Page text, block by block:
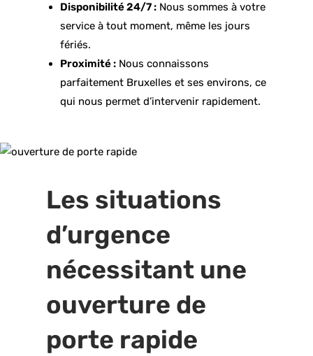
Disponibilité 24/7 :Nous sommes à votre
service à tout moment, même les jours
fériés.
Proximité :Nous connaissons
parfaitement Bruxelles et ses environs, ce
qui nous permet d’intervenir rapidement.
Les situations
d’urgence
nécessitant une
ouverture de
porte rapide